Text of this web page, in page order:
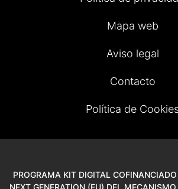
Mapa web
Aviso legal
Contacto
Política de
PROGRAMA KIT DIGITAL